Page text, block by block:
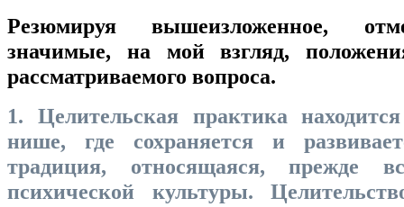
Резюмируя вышеизложенное,
значимые, на мой взгляд,
рассматриваемого вопроса.
1. Целительская практика
нише, где сохраняется и
традиция, относящаяся, прежде
психической культуры.